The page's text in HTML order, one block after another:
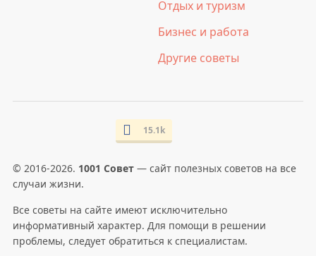
Отдых и туризм
Бизнес и работа
Другие советы
15.1k
© 2016-2026. 1001 Совет— сайт полезных советов на все
случаи жизни.
Все советы на сайте имеют исключительно
информативный характер. Для помощи в решении
проблемы, следует обратиться к специалистам.